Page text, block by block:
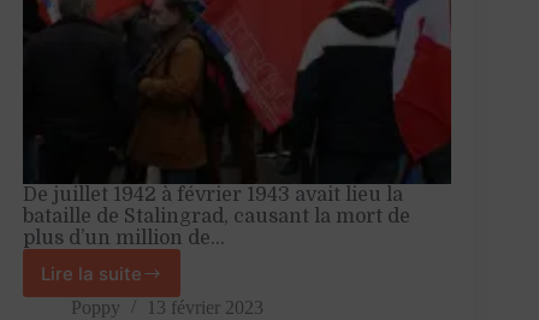
De juillet 1942 à février 1943 avait lieu la
bataille de Stalingrad, causant la mort de
plus d’un million de…
Lire la suiteCommémorer
Stalingrad
Poppy 13 février 2023